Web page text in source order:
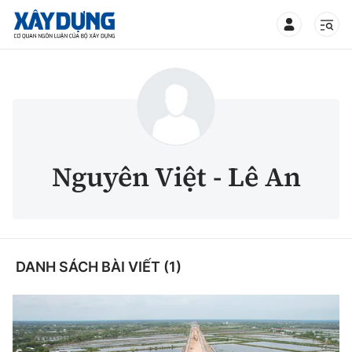
Xã hội
Xây dựng
Chỉ đạo điều hành
Giao thông
Nguyên Việt - Lê An
DANH SÁCH BÀI VIẾT (1)